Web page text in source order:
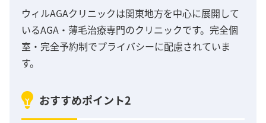
ウィルAGAクリニックは関東地方を中心に展開して
いるAGA・薄毛治療専門のクリニックです。完全個
室・完全予約制でプライバシーに配慮されていま
す。
おすすめポイント2